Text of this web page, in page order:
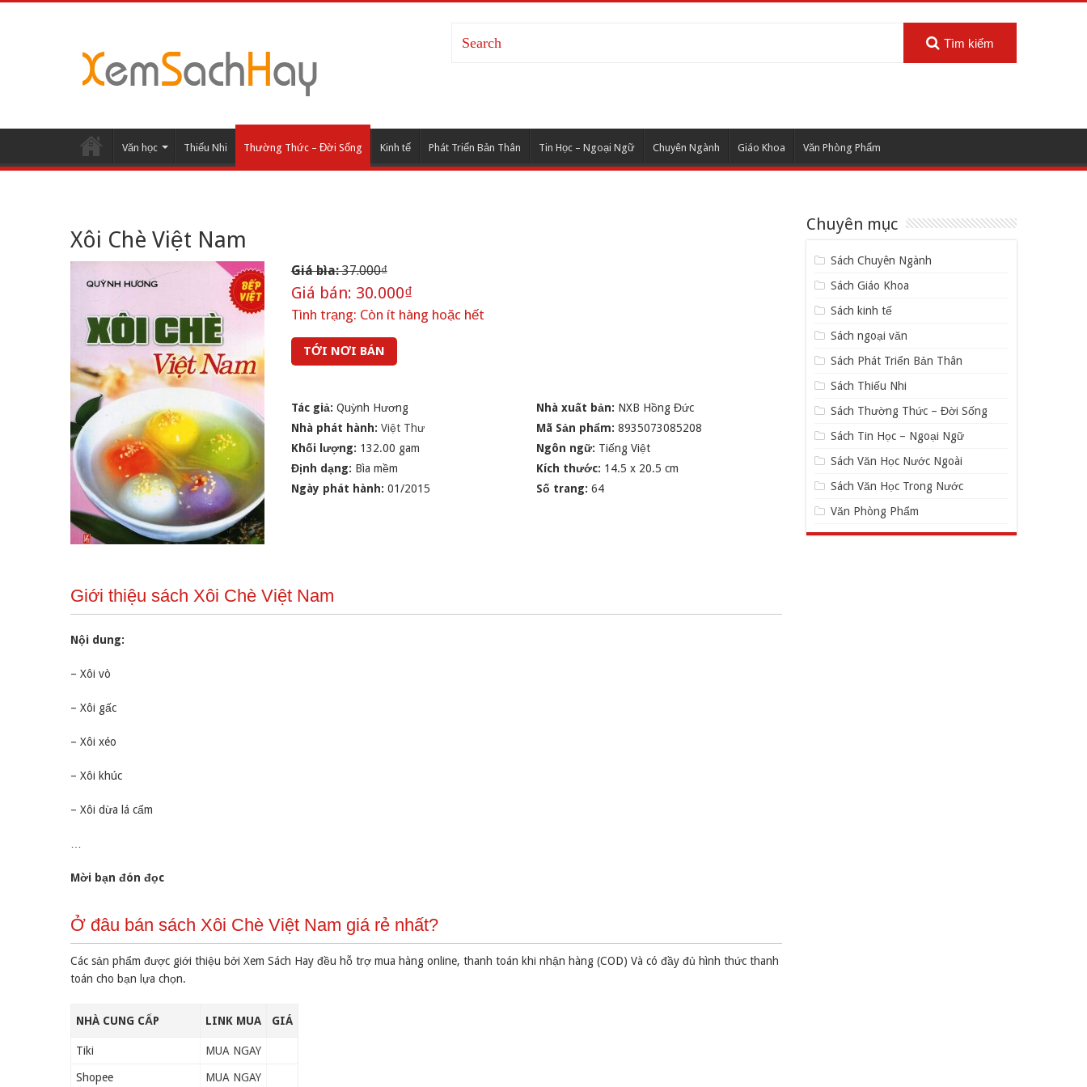
Tìm kiếm
Văn học Thiếu Nhi Thường Thức – Đời Sống Kinh tế Phát Triển Bản Thân Tin Học – Ngoại Ngữ Chuyên Ngành Giáo Khoa Văn Phòng Phẩm
Xôi Chè Việt Nam
Giá bìa:37.000₫
Giá bán: 30.000₫
Tình trạng: Còn ít hàng hoặc hết
TỚI NƠI BÁN
Tác giả: Quỳnh Hương Nhà xuất bản: NXB Hồng Đức
Nhà phát hành: Việt Thư Mã Sản phẩm:8935073085208
Khối lượng: 132.00 gam Ngôn ngữ: Tiếng Việt
Định dạng: Bìa mềm Kích thước: 14.5 x 20.5 cm
Ngày phát hành: 01/2015 Số trang:64
Giới thiệu sách Xôi Chè Việt Nam
Nội dung:
– Xôi vò
– Xôi gấc
– Xôi xéo
– Xôi khúc
– Xôi dừa lá cẩm
…
Mời bạn đón đọc
Ở đâu bán sách Xôi Chè Việt Nam giá rẻ nhất?
Các sản phẩm được giới thiệu bởi Xem Sách Hay đều hỗ trợ mua hàng online, thanh toán khi nhận hàng (COD) Và có đầy đủ hình thức thanh
toán cho bạn lựa chọn.
NHÀ CUNG CẤP LINK MUA GIÁ
Tiki MUA NGAY
Shopee MUA NGAY
Chuyên mục
Sách Chuyên Ngành
Sách Giáo Khoa
Sách kinh tế
Sách ngoại văn
Sách Phát Triển Bản Thân
Sách Thiếu Nhi
Sách Thường Thức – Đời Sống
Sách Tin Học – Ngoại Ngữ
Sách Văn Học Nước Ngoài
Sách Văn Học Trong Nước
Văn Phòng Phẩm